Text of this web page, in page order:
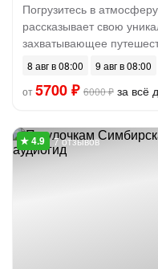
Погрузитесь в
рассказывает свою
захватывающее
8 авг в 08:00
9 авг в 08:00
от5700 ₽ 6000 ₽ за всё
7 отзывов